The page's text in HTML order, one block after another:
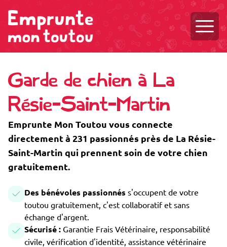
Garde de chien à La
Résie-Saint-Martin
Emprunte Mon Toutou vous connecte
directement à 231 passionnés près de La Résie-
Saint-Martin qui prennent soin de votre chien
gratuitement.
Des bénévoles passionnés s'occupent de votre
toutou gratuitement, c'est collaboratif et sans
échange d'argent.
Sécurisé : Garantie Frais Vétérinaire, responsabilité
civile, vérification d'identité, assistance vétérinaire